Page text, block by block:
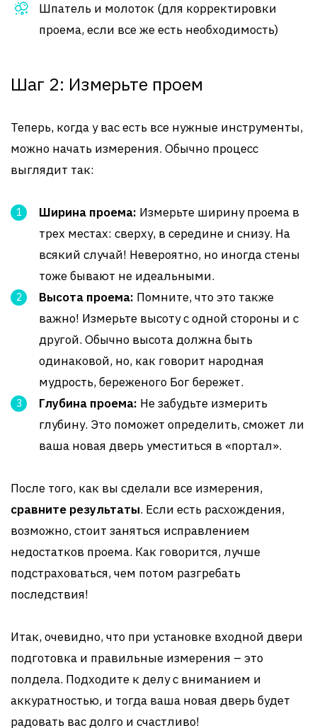
Шпатель и молоток (для корректировки
проема, если все же есть необходимость)
Шаг 2: Измерьте проем
Теперь, когда у вас есть все нужные инструменты,
можно начать измерения. Обычно процесс
выглядит так:
Ширина проема: Измерьте ширину проема в
трех местах: сверху, в середине и снизу. На
всякий случай! Невероятно, но иногда стены
тоже бывают не идеальными.
Высота проема: Помните, что это также
важно! Измерьте высоту с одной стороны и с
другой. Обычно высота должна быть
одинаковой, но, как говорит народная
мудрость, береженого Бог бережет.
Глубина проема: Не забудьте измерить
глубину. Это поможет определить, сможет ли
ваша новая дверь уместиться в «портал».
После того, как вы сделали все измерения,
сравните результаты. Если есть расхождения,
возможно, стоит заняться исправлением
недостатков проема. Как говорится, лучше
подстраховаться, чем потом разгребать
последствия!
Итак, очевидно, что при установке входной двери
подготовка и правильные измерения – это
полдела. Подходите к делу с вниманием и
аккуратностью, и тогда ваша новая дверь будет
радовать вас долго и счастливо!